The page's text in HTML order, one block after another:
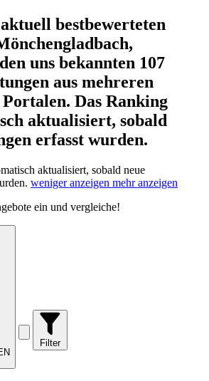
bestbewerteten
uns bekannten 107
aus mehreren
Das Ranking
aktualisiert, sobald
erfasst wurden.
aktualisiert, sobald neue
weniger anzeigen mehr anzeigen
ein und vergleiche!
Filter